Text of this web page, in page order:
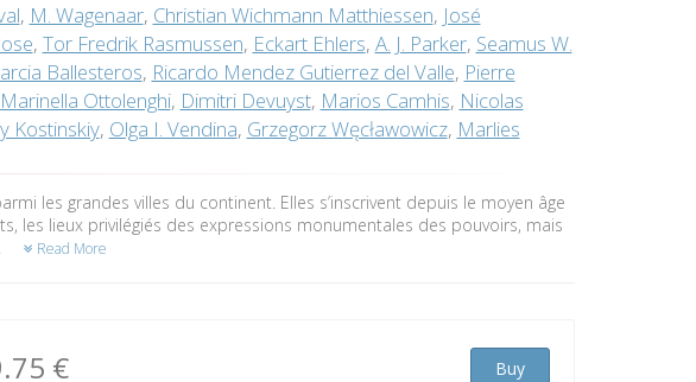
, M. Wagenaar, Christian Wichmann Matthiessen, José
, Tor Fredrik Rasmussen, Eckart Ehlers, A. J. Parker, Seamus W.
Ballesteros, Ricardo Mendez Gutierrez del Valle, Pierre
Marinella Ottolenghi, Dimitri Devuyst, Marios Camhis, Nicolas
Kostinskiy, Olga I. Vendina, Grzegorz Węcławowicz, Marlies
les grandes villes du continent. Elles s’inscrivent depuis le moyen âge
les lieux privilégiés des expressions monumentales des pouvoirs, mais
Read More
€ Buy